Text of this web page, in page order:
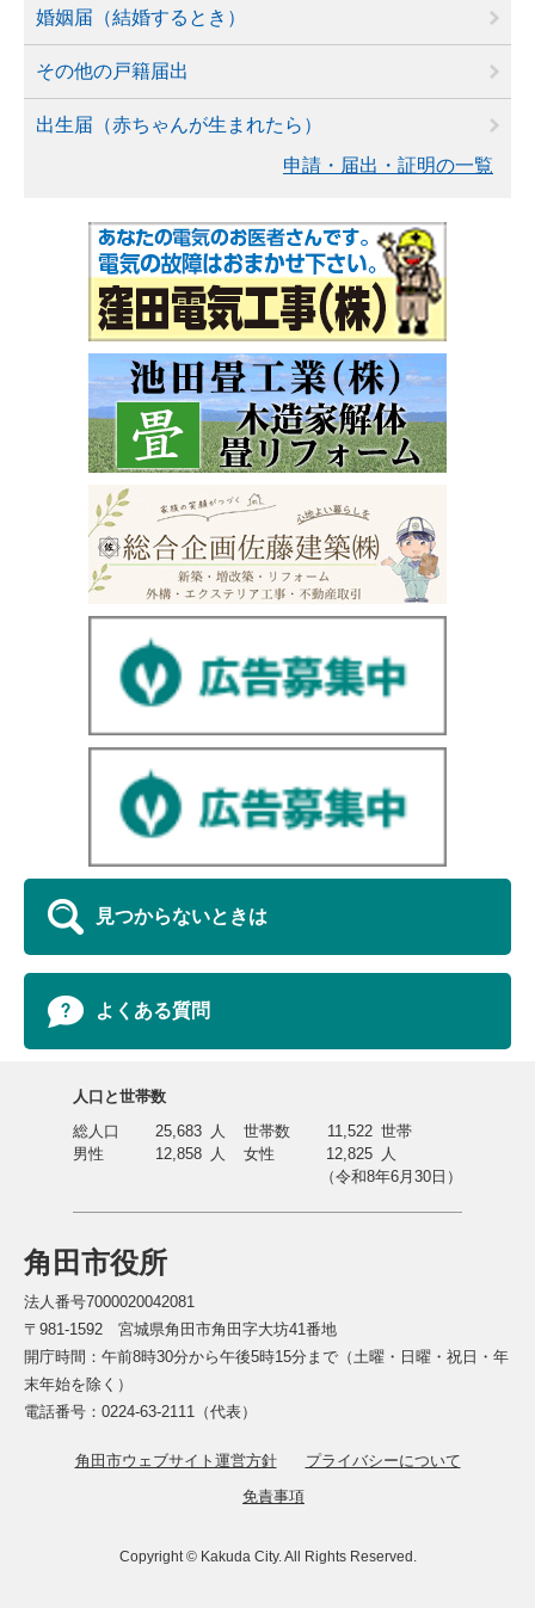
婚姻届（結婚するとき）
その他の戸籍届出
出生届（赤ちゃんが生まれたら）
申請・届出・証明の一覧
見つからないときは
よくある質問
角田市役所
法人番号7000020042081
〒981-1592 宮城県角田市角田字大坊41番地
開庁時間：午前8時30分から午後5時15分まで（土曜・日曜・祝日・年
末年始を除く）
電話番号：0224-63-2111（代表）
角田市ウェブサイト運営方針
プライバシーについて
免責事項
Copyright © Kakuda City. All Rights Reserved.
人口と世帯数
総人口
25,683 人 世帯数 11,522 世帯
男性
12,858 人 女性 12,825 人
（令和8年6月30日）